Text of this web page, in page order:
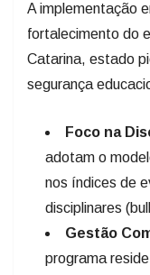
A implementação
fortalecimento do
Catarina, estado
segurança
Foco na
adotam o
nos índices de
disciplinares
Gestão
programa